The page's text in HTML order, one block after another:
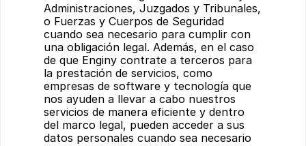
Administraciones, Juzgados y Tribunales,
o Fuerzas y Cuerpos de Seguridad
cuando sea necesario para cumplir con
una obligación legal. Además, en el caso
de que Enginy contrate a terceros para
la prestación de servicios, como
empresas de software y tecnología que
nos ayuden a llevar a cabo nuestros
servicios de manera eficiente y dentro
del marco legal, pueden acceder a sus
datos personales cuando sea necesario